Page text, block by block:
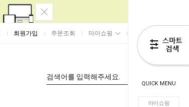
QUICK MENU
마이쇼핑
회원가입 주문조회 마이쇼핑 장바구니